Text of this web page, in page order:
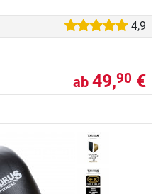
4,9
ab 49,90 €